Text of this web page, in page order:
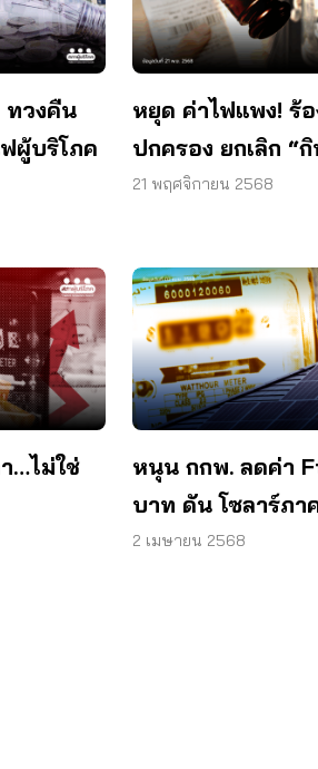
ทวงคืน
ผู้บริโภค
หยุด ค่าไฟแพง! ร้
ปกครอง ยกเลิก “กิ
21 พฤศจิกายน 2568
…ไม่ใช่
หนุน กกพ. ลดค่า
บาท ดัน โซลาร์ภา
2 เมษายน 2568